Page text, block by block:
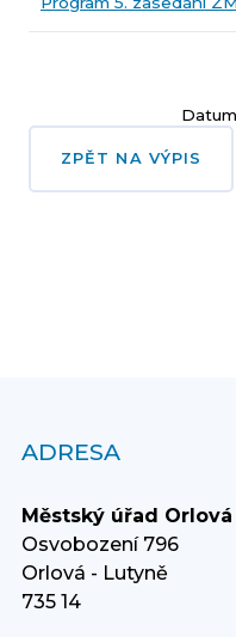
ZPĚT NA VÝPIS
ADRESA
Městský úřad Orlová
Osvobození 796
Orlová - Lutyně
735 14